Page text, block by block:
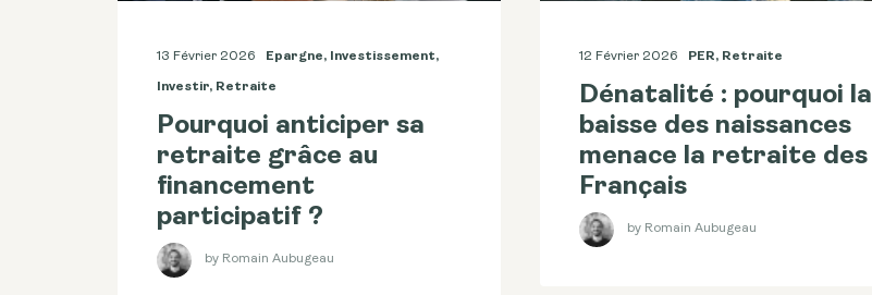
13 Février 2026 Epargne, Investissement,
Investir, Retraite
Pourquoi anticiper sa
retraite grâce au
financement
participatif ?
by Romain Aubugeau
12 Février 2026 PER, Retraite
Dénatalité : pourquoi la
baisse des naissances
menace la retraite des
Français
by Romain Aubugeau